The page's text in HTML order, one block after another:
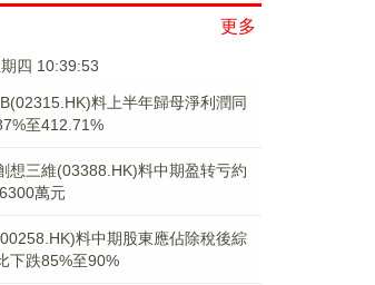
更多
四 10:39:53
料上半年歸母淨利潤同
至412.71%
想三維(03388.HK)料中期盈转亏約
萬元
料中期股東應佔除稅後綜
下跌85%至90%